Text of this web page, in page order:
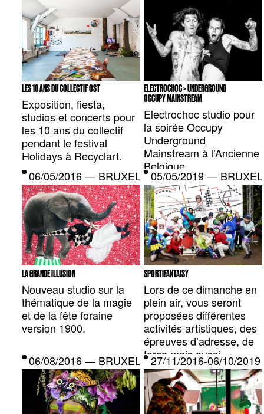
LES 10 ANS DU COLLECTIF OST
Exposition, fiesta,
studios et concerts pour
les 10 ans du collectif
pendant le festival
Holidays à Recyclart.
ELECTROCHOC > UNDERGROUND
OCCUPY MAINSTREAM
Electrochoc studio pour
la soirée Occupy
Underground
Mainstream à l’Ancienne
Belgique.
06/05/2016 — BRUXELLES, BE
LA GRANDE ILLUSION
Nouveau studio sur la
thématique de la magie
et de la fête foraine
version 1900.
05/05/2019 —
SPORTIFANTAISY
Lors de ce dimanche en
plein air, vous seront
proposées différentes
activités artistiques, des
épreuves d’adresse, de
force mais aussi
d’élégance, ainsi que
des sports amusants, le
tout sur de la musique
en coupé-décalé.
06/08/2016 — BRUXELLES, BE27/11/2016-06/10/